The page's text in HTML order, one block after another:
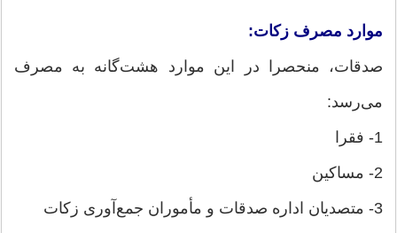
موارد مصرف زکات:
صدقات، منحصرا در این موارد هشت‌گانه به مصرف
می‌رسد:
1- فقرا
2- مساکین
3- متصدیان اداره صدقات و مأموران جمع‌آوری زکات